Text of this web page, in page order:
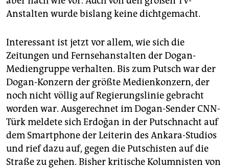
Anstalten wurde bislang keine dichtgemacht.
Interessant ist jetzt vor allem, wie sich die
Zeitungen und Fernsehanstalten der Dogan-
Mediengruppe verhalten. Bis zum Putsch war der
Dogan-Konzern der größte Medienkonzern, der
noch nicht völlig auf Regierungslinie gebracht
worden war. Ausgerechnet im Dogan-Sender CNN-
Türk meldete sich Erdoğan in der Putschnacht auf
dem Smartphone der Leiterin des Ankara-Studios
und rief dazu auf, gegen die Putschisten auf die
Straße zu gehen. Bisher kritische Kolumnisten von